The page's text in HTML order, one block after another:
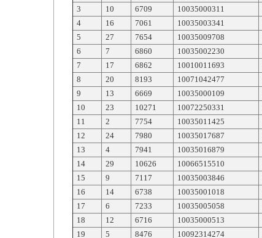
3
10 6709 10035000311
4
16 7061 10035003341
5
27 7654 10035009708
6
7 6860 10035002230
7
17 6862 10010011693
8
20 8193 10071042477
9
13 6669 10035000109
10
23 10271 10072250331
11
2 7754 10035011425
12
24 7980 10035017687
13
4 7941 10035016879
14
29 10626 10066515510
15
9 7117 10035003846
16
14 6738 10035001018
17
6 7233 10035005058
18
12 6716 10035000513
19
5 8476 10092314274